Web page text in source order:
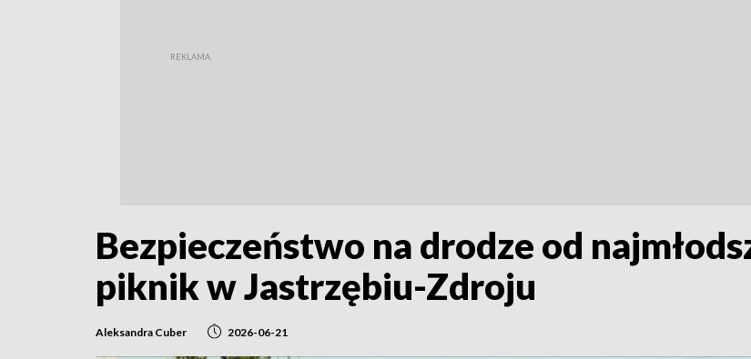
Bezpieczeństwo na drodze od
piknik w Jastrzębiu-Zdroju
Aleksandra Cuber 2026-06-21